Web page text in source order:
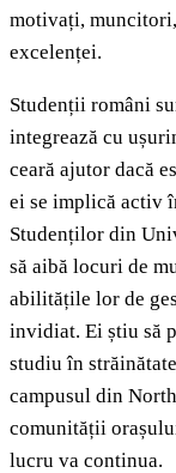
motivați,
excelenței.
Studenții români
integrează cu
ceară ajutor dacă
ei se implică activ
Studenților din
să aibă locuri de
abilitățile lor de
invidiat. Ei știu să
studiu în
campusul din
comunității
lucru va continua.